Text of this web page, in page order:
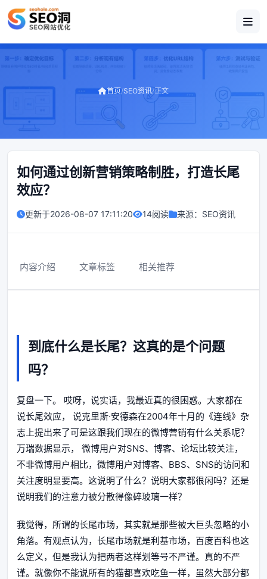
首页/SEO资讯/正文
如何通过创新营销策略制胜，打造长尾
效应？
更新于2026-08-07 17:11:20 14阅读 来源： SEO资讯
内容介绍 文章标签 相关推荐
到底什么是长尾？这真的是个问题
吗？
复盘一下。 哎呀，说实话，我最近真的很困惑。大家都在
说长尾效应， 说克里斯·安德森在2004年十月的《连线》杂
志上提出来了可是这跟我们现在的微博营销有什么关系呢？
万瑞数据显示， 微博用户对SNS、博客、论坛比较关注，
不非微博用户相比，微博用户对博客、BBS、SNS的访问和
关注度明显要高。这说明了什么？说明大家都很闲吗？还是
说明我们的注意力被分散得像碎玻璃一样？
我觉得，所谓的长尾市场，其实就是那些被大巨头忽略的小
角落。有观点认为，长尾市场就是利基市场，百度百科也这
么定义，但是我认为把两者这样划等号不严谨。真的不严
谨。就像你不能说所有的猫都喜欢吃鱼一样，虽然大部分都